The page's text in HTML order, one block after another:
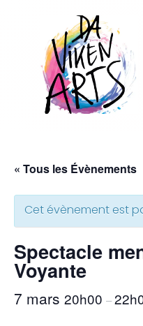
« Tous les Évènements
Cet évènement est
Spectacle
Voyante
7 mars 20h00 –